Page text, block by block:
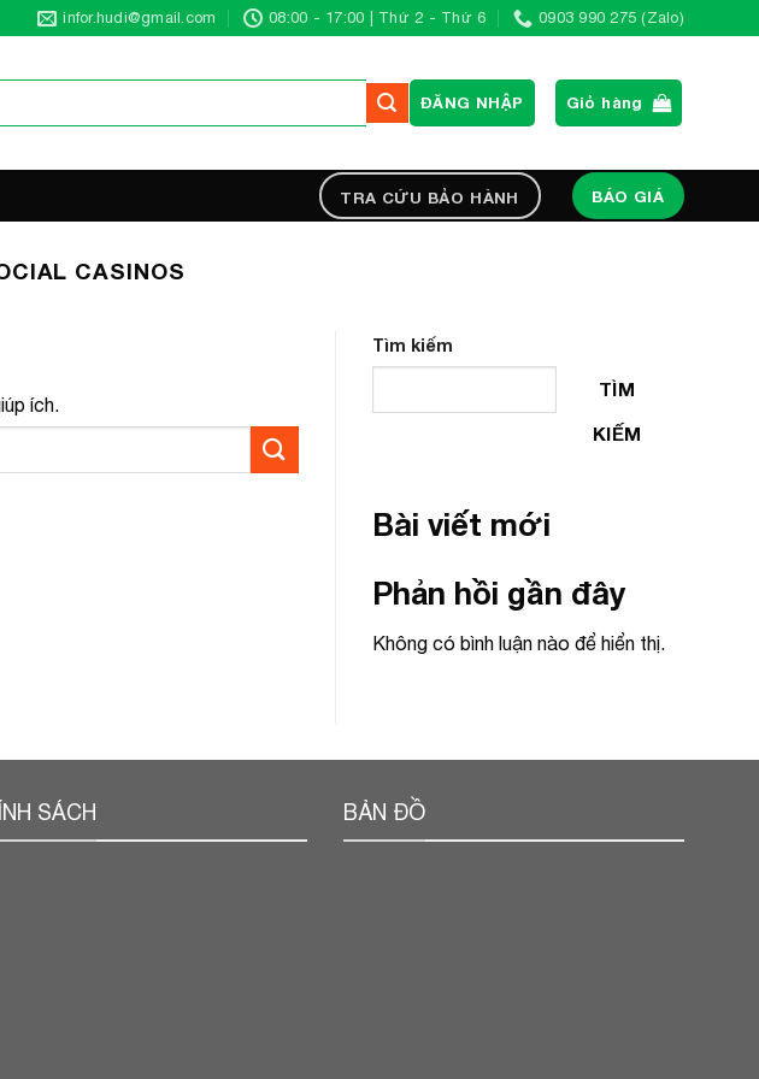
infor.hudi@gmail.com 08:00 - 17:00 | Thứ 2 - Thứ 6 0903 990 275 (Zalo)
ĐĂNG NHẬP Giỏ hàng
TRA CỨU BẢO HÀNH BÁO GIÁ
CASINOS
ích.
Tìm kiếm
TÌM
KIẾM
Bài viết mới
Phản hồi gần đây
Không có bình luận nào để hiển thị.
SÁCH BẢN ĐỒ